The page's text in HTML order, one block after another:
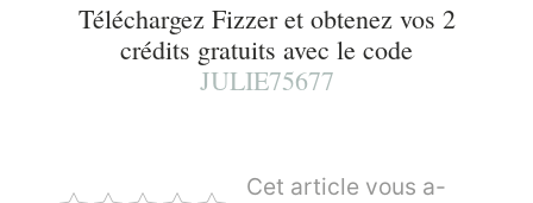
Téléchargez Fizzer et obtenez vos 2
crédits gratuits avec le code
JULIE75677
Cet article vous a-